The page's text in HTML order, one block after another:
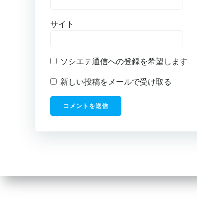
サイト
ソシエテ通信への登録を希望します
新しい投稿をメールで受け取る